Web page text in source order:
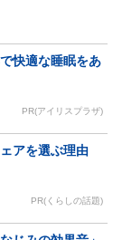
快適な睡眠をあ
PR(アイリスプラザ)
アを選ぶ理由
PR(くらしの話題)